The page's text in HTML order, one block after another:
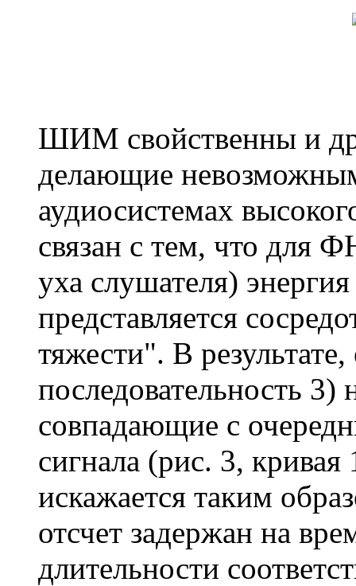
ШИМ свойственны и
делающие
аудиосистемах
связан с тем, что для
уха слушателя)
представляется
тяжести". В
последовательность
совпадающие с
сигнала (рис. 3,
искажается таким
отсчет задержан на
длительности